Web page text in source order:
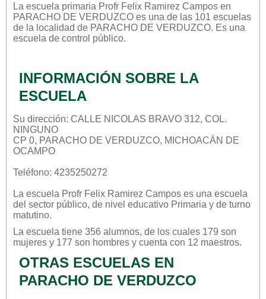
La escuela primaria Profr Felix Ramirez Campos en
PARACHO DE VERDUZCO es una de las 101 escuelas
de la localidad de PARACHO DE VERDUZCO. Es una
escuela de control público.
INFORMACIÓN SOBRE LA
ESCUELA
Su dirección: CALLE NICOLAS BRAVO 312, COL.
NINGUNO
CP 0, PARACHO DE VERDUZCO, MICHOACÁN DE
OCAMPO
Teléfono: 4235250272
La escuela Profr Felix Ramirez Campos es una escuela
del sector público, de nivel educativo Primaria y de turno
matutino.
La escuela tiene 356 alumnos, de los cuales 179 son
mujeres y 177 son hombres y cuenta con 12 maestros.
OTRAS ESCUELAS EN
PARACHO DE VERDUZCO